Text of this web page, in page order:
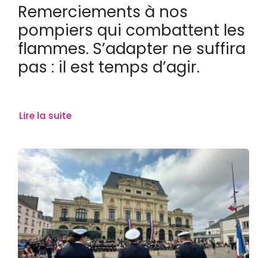
Remerciements à nos
pompiers qui combattent les
flammes. S’adapter ne suffira
pas : il est temps d’agir.
Lire la suite